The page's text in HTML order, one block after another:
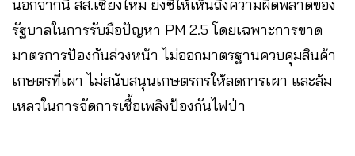
นอกจากนี้ สส.เชียงใหม่ ยังชี้ให้เห็นถึงความผิดพลาดของ
รัฐบาลในการรับมือปัญหา PM 2.5 โดยเฉพาะการขาด
มาตรการป้องกันล่วงหน้า ไม่ออกมาตรฐานควบคุมสินค้า
เกษตรที่เผา ไม่สนับสนุนเกษตรกรให้ลดการเผา และล้ม
เหลวในการจัดการเชื้อเพลิงป้องกันไฟป่า